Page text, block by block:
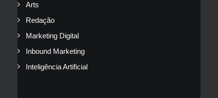
Arts
Redação
Marketing Digital
Inbound Marketing
Inteligência Artificial